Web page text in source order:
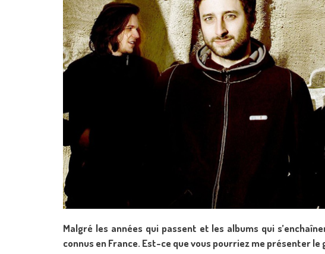
Malgré les années qui passent et les albums qui
connus en France. Est-ce que vous pourriez me présenter